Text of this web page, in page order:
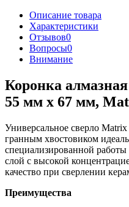
Описание товара
Характеристики
Отзывов0
Вопросы0
Внимание
Коронка
55 мм х 67 мм,
Универсальное сверло
гранным хвостовиком
специализированной
слой с высокой
качество при сверлении
Преимущества